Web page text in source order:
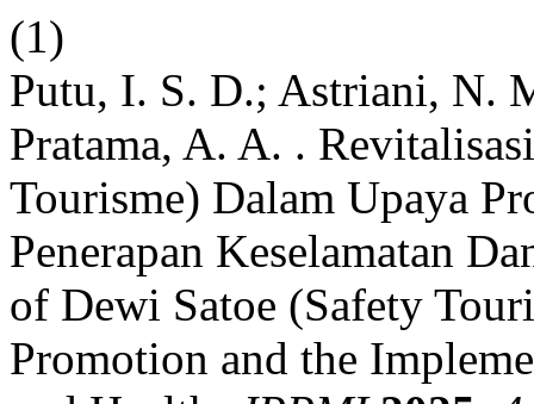
(1)
Putu, I. S. D.; Astriani, N.
Pratama, A. A. .
Tourisme) Dalam Upaya
Penerapan Keselamatan
of Dewi Satoe (Safety
Promotion and the